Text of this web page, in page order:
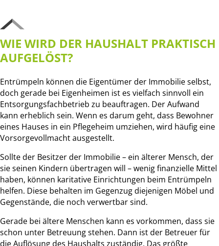
WIE WIRD DER HAUSHALT PRAKTISCH
AUFGELÖST?
Entrümpeln können die Eigentümer der Immobilie selbst,
doch gerade bei Eigenheimen ist es vielfach sinnvoll ein
Entsorgungsfachbetrieb zu beauftragen. Der Aufwand
kann erheblich sein. Wenn es darum geht, dass Bewohner
eines Hauses in ein Pflegeheim umziehen, wird häufig eine
Vorsorgevollmacht ausgestellt.
Sollte der Besitzer der Immobilie – ein älterer Mensch, der
sie seinen Kindern übertragen will – wenig finanzielle Mittel
haben, können karitative Einrichtungen beim Entrümpeln
helfen. Diese behalten im Gegenzug diejenigen Möbel und
Gegenstände, die noch verwertbar sind.
Gerade bei ältere Menschen kann es vorkommen, dass sie
schon unter Betreuung stehen. Dann ist der Betreuer für
die Auflösung des Haushalts zuständig. Das größte